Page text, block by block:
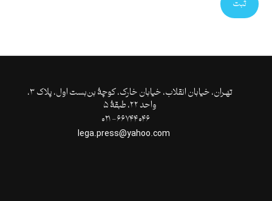
ثبت
تهـران،‌ خیابان انقلاب، خیابان خارک، کوچۀ بن‌بست اول، پلاک ۳،
واحد ۲۲، طبقۀ ۵